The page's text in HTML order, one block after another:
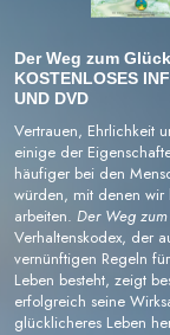
Der Weg zum
KOSTENLOSES
UND DVD
Vertrauen, Ehrlichkeit
einige der
häufiger bei den
würden, mit denen wir
arbeiten. Der Weg
Verhaltenskodex, der
vernünftigen Regeln
Leben besteht, zeigt
erfolgreich seine
glücklicheres Leben